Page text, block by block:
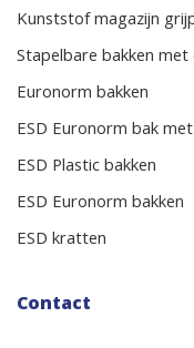
Kunststof magazijn
Stapelbare bakken met
Euronorm bakken
ESD Euronorm bak
ESD Plastic bakken
ESD Euronorm bakken
ESD kratten
Contact